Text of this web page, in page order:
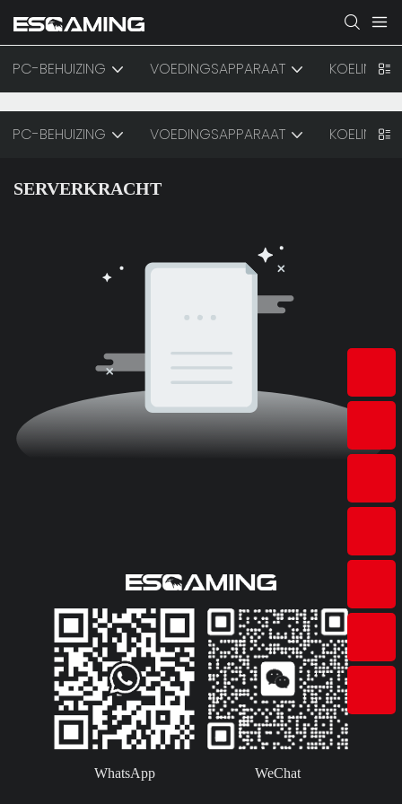
PC-BEHUIZING VOEDINGSAPPARAAT KOELING
PC-BEHUIZING VOEDINGSAPPARAAT KOELING
SERVERKRACHT
WhatsApp WeChat